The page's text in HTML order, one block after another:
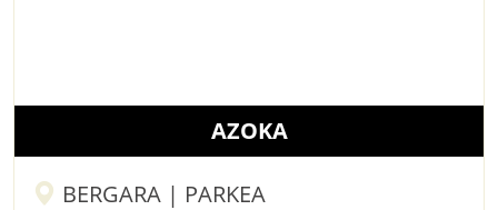
AZOKA
BERGARA | PARKEA